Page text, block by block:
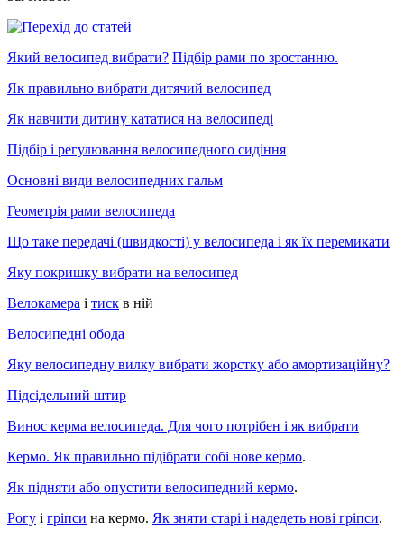
Який велосипед вибрати? Підбір рами по зростанню.
Як правильно вибрати дитячий велосипед
Як навчити дитину кататися на велосипеді
Підбір і регулювання велосипедного сидіння
Основні види велосипедних гальм
Геометрія рами велосипеда
Що таке передачі (швидкості) у велосипеда і як їх перемикати
Яку покришку вибрати на велосипед
Велокамера і тиск в ній
Велосипедні обода
Яку велосипедну вилку вибрати жорстку або амортизаційну?
Підсідельний штир
Винос керма велосипеда. Для чого потрібен і як вибрати
Кермо. Як правильно підібрати собі нове кермо.
Як підняти або опустити велосипедний кермо.
Рогу і гріпси на кермо. Як зняти старі і надедеть нові гріпси.